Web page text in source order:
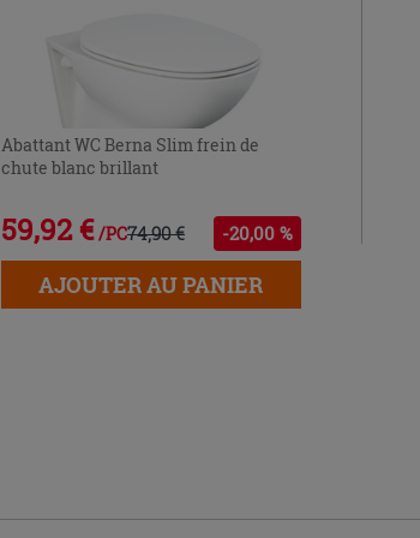
Abattant WC Berna Slim frein de
chute blanc brillant
59,92 € /PC74,90 € -20,00 %
AJOUTER AU PANIER